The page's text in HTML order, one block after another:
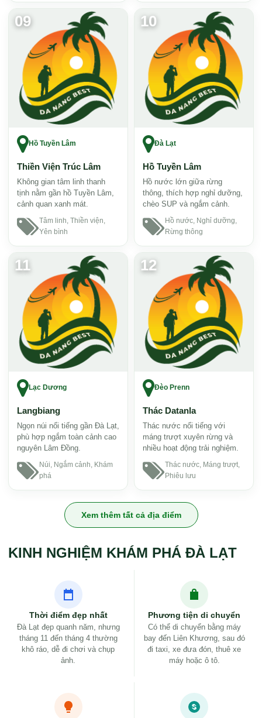
09
Hồ Tuyền Lâm
Thiền Viện Trúc Lâm
Không gian tâm linh thanh
tịnh nằm gần hồ Tuyền Lâm,
cảnh quan xanh mát.
Tâm linh, Thiền viện,
Yên bình
10
Đà Lạt
Hồ Tuyền Lâm
Hồ nước lớn giữa rừng
thông, thích hợp nghỉ dưỡng,
chèo SUP và ngắm cảnh.
Hồ nước, Nghỉ dưỡng,
Rừng thông
11
Lạc Dương
Langbiang
Ngọn núi nổi tiếng gần Đà Lạt,
phù hợp ngắm toàn cảnh cao
nguyên Lâm Đồng.
Núi, Ngắm cảnh, Khám
phá
12
Đèo Prenn
Thác Datanla
Thác nước nổi tiếng với
máng trượt xuyên rừng và
nhiều hoạt động trải nghiệm.
Thác nước, Máng trượt,
Phiêu lưu
Xem thêm tất cả địa điểm
KINH NGHIỆM KHÁM PHÁ ĐÀ LẠT
Thời điểm đẹp nhất
Đà Lạt đẹp quanh năm, nhưng
tháng 11 đến tháng 4 thường
khô ráo, dễ đi chơi và chụp
ảnh.
Phương tiện di chuyển
Có thể di chuyển bằng máy
bay đến Liên Khương, sau đó
đi taxi, xe đưa đón, thuê xe
máy hoặc ô tô.